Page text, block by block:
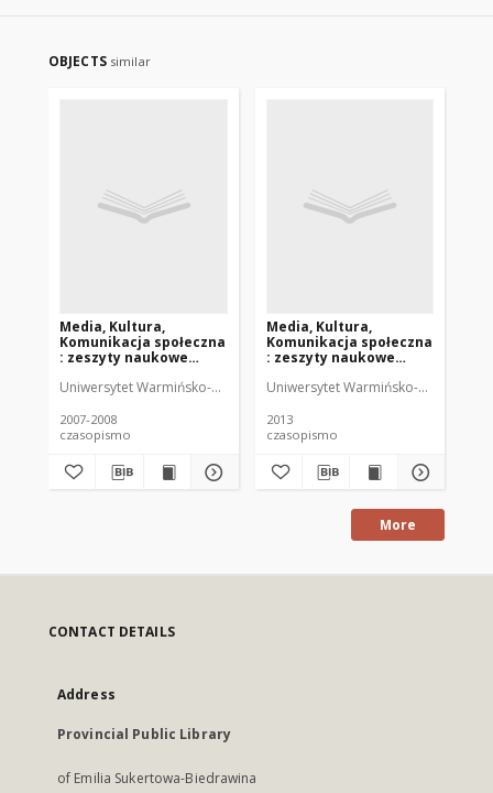
OBJECTS similar
Media, Kultura,
Komunikacja społeczna
: zeszyty naukowe
Dziennikarstwa i
UWM 3-4 (2007-2008)
Uniwersytet Warmińsko-Mazurski (Olsztyn). Instytut Dziennikarstwa i
2007-2008
czasopismo
Media, Kultura,
Komunikacja społeczna
: zeszyty naukowe
Dziennikarstwa i
UWM 9 (2013)
Uniwersytet Warmińsko-Mazurski
2013
czasopismo
More
CONTACT DETAILS
Address
Provincial Public Library
of Emilia Sukertowa-Biedrawina